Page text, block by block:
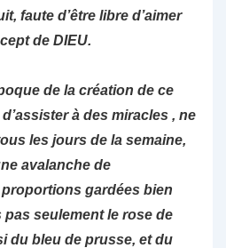
faute d’être libre d’aimer
de DIEU.
de la création de ce
à des miracles , ne
les jours de la semaine,
avalanche de
gardées bien
pas seulement le rose de
du bleu de prusse, et du